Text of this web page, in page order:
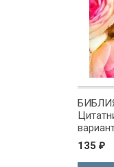
135 ₽